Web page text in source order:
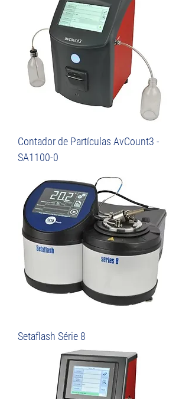
Contador de Partículas AvCount3 -
SA1100-0
Setaflash Série 8